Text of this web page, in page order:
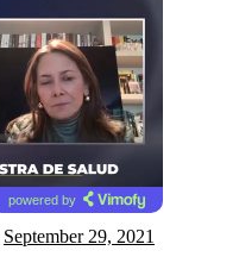
powered by
September 29, 2021